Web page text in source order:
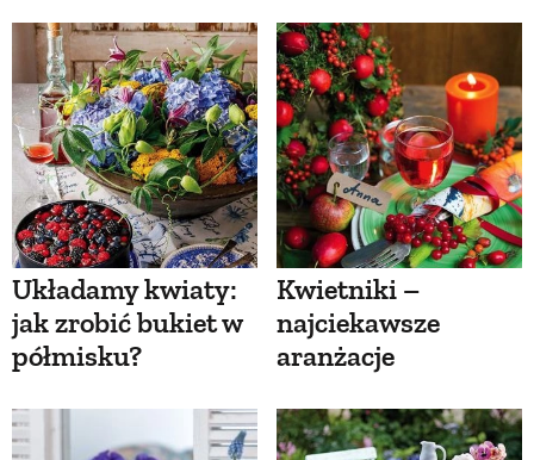
Układamy kwiaty:
jak zrobić bukiet w
półmisku?
Kwietniki –
najciekawsze
aranżacje